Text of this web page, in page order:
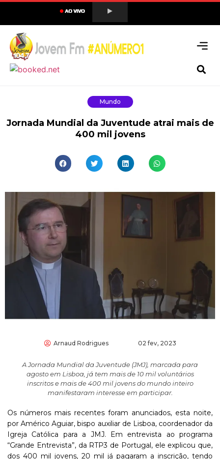
Mundo
Jornada Mundial da Juventude atrai mais de
400 mil jovens
Arnaud Rodrigues 02 fev, 2023
A Jornada Mundial da Juventude (JMJ), marcada para
agosto em Lisboa, já tem mais de 10 mil voluntários
inscritos e mais de 400 mil jovens do mundo inteiro
manifestaram interesse em participar.
Os números mais recentes foram anunciados, esta noite,
por Américo Aguiar, bispo auxiliar de Lisboa, coordenador da
Igreja Católica para a JMJ. Em entrevista ao programa
“Grande Entrevista”, da RTP3 de Portugal, ele explicou que,
dos 400 mil jovens, 20 mil já pagaram a inscrição, tendo